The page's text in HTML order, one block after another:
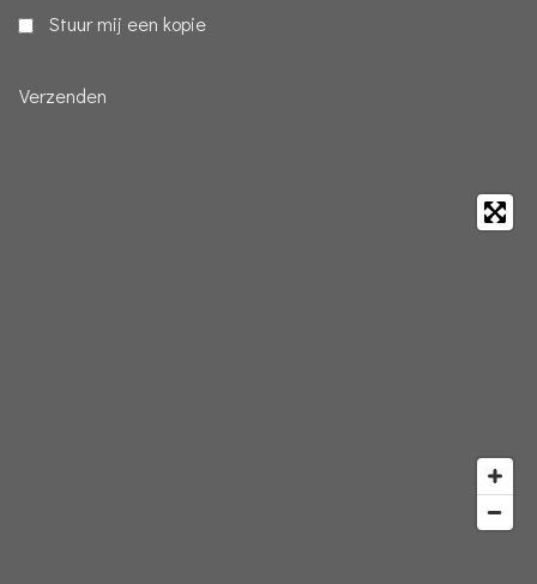
Stuur mij een kopie
Verzenden